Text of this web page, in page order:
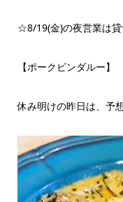
☆8/19(金)の夜営業は貸
【ポークビンダルー】
休み明けの昨日は、予